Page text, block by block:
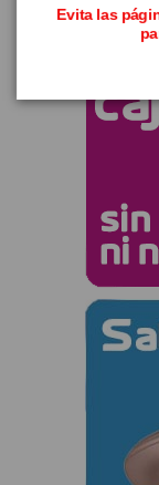
Evita las